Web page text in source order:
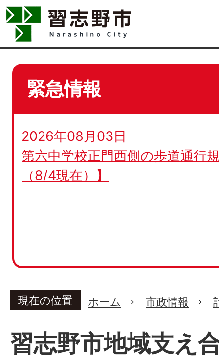
緊急情報
2026年08月03日
第六中学校正門西側の歩道通行
（8/4現在）】
現在の位置 ホーム 市政情報
習志野市地域支え